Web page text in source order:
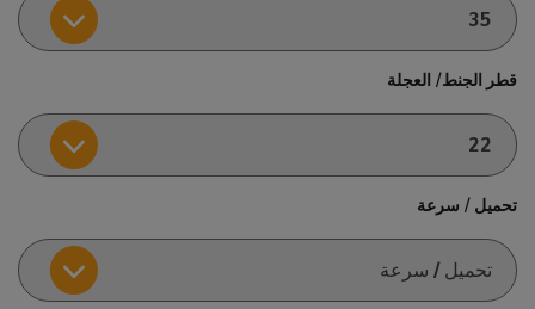
قطر الجنط/ العجلة
تحميل / سرعة